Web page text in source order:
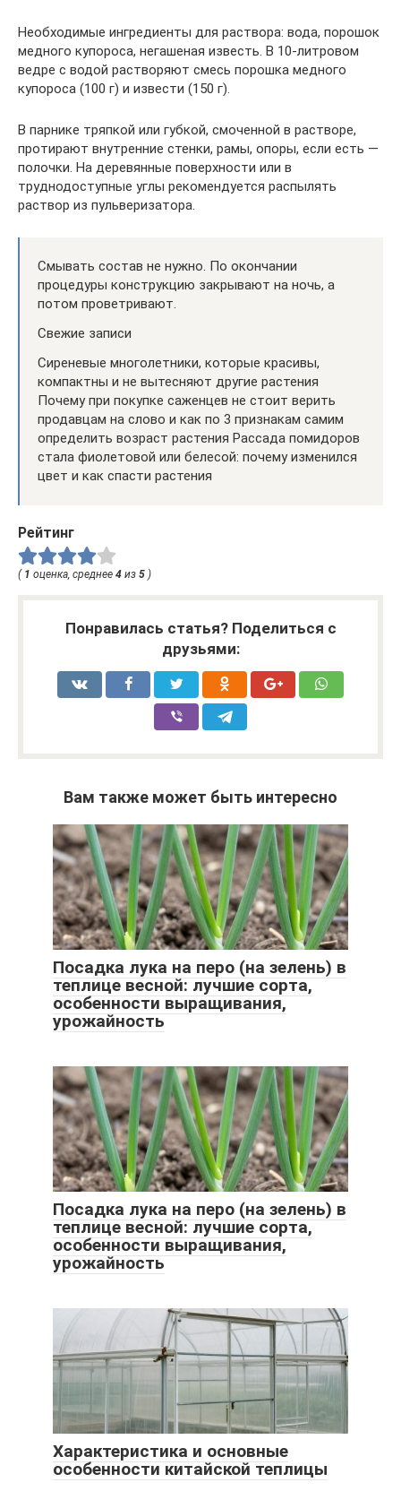
Необходимые ингредиенты для раствора: вода, порошок
медного купороса, негашеная известь. В 10-литровом
ведре с водой растворяют смесь порошка медного
купороса (100 г) и извести (150 г).
В парнике тряпкой или губкой, смоченной в растворе,
протирают внутренние стенки, рамы, опоры, если есть —
полочки. На деревянные поверхности или в
труднодоступные углы рекомендуется распылять
раствор из пульверизатора.
Смывать состав не нужно. По окончании
процедуры конструкцию закрывают на ночь, а
потом проветривают.
Свежие записи
Сиреневые многолетники, которые красивы,
компактны и не вытесняют другие растения
Почему при покупке саженцев не стоит верить
продавцам на слово и как по 3 признакам самим
определить возраст растения Рассада помидоров
стала фиолетовой или белесой: почему изменился
цвет и как спасти растения
Рейтинг
( 1 оценка, среднее 4 из 5 )
Понравилась статья? Поделиться с
друзьями:
Вам также может быть интересно
Посадка лука на перо (на зелень) в
теплице весной: лучшие сорта,
особенности выращивания,
урожайность
Посадка лука на перо (на зелень) в
теплице весной: лучшие сорта,
особенности выращивания,
урожайность
Характеристика и основные
особенности китайской теплицы